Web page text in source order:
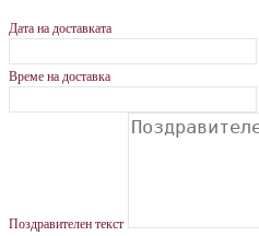
Дата на доставката
Време на доставка
Поздравителен текст